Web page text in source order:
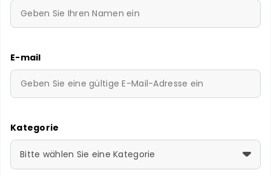
E-mail
Kategorie
Bitte wählen Sie eine Kategorie